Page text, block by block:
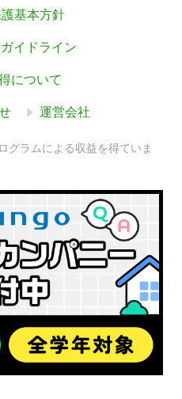
基本方針
イドライン
について
運営会社
グラムによる収益を得ていま